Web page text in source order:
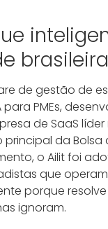
brasileira
de gestão de
PMEs,
de SaaS
da Bolsa
o Ailit foi
que
porque
ignoram.